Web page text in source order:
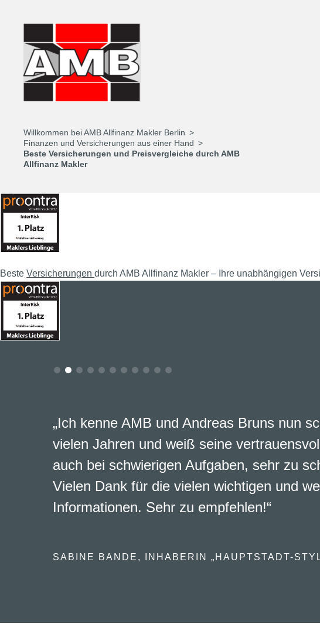
Willkommen bei AMB Allfinanz Makler Berlin
Finanzen und Versicherungen aus einer Hand
Beste Versicherungen und Preisvergleiche durch AMB
Allfinanz Makler
Beste Versicherungen durch AMB Allfinanz Makler – Ihre unabhängigen
„Ich kenne AMB und Andreas Bruns nun
vielen Jahren und weiß seine
auch bei schwierigen Aufgaben, sehr zu
Vielen Dank für die vielen wichtigen und
Informationen. Sehr zu empfehlen!“
SABINE BANDE, INHABERIN „HAUPTSTADT-